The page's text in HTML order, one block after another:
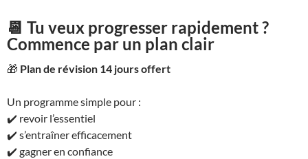
📆 Tu veux progresser rapidement ?
Commence par un plan clair
🎁 Plan de révision 14 jours offert
Un programme simple pour :
✔️ revoir l’essentiel
✔️ s’entraîner efficacement
✔️ gagner en confiance